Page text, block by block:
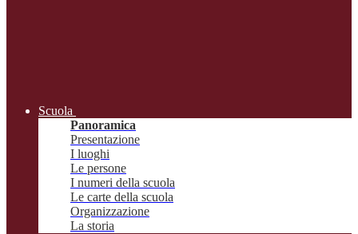
Scuola
Panoramica
Presentazione
I luoghi
Le persone
I numeri della scuola
Le carte della scuola
Organizzazione
La storia